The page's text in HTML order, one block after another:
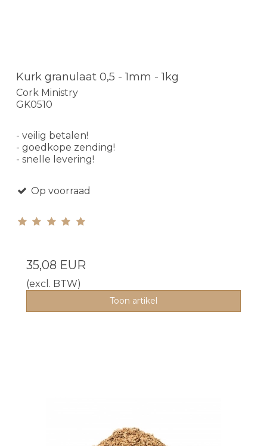
Kurk granulaat 0,5 - 1mm - 1kg
Cork Ministry
GK0510
- veilig betalen!
- goedkope zending!
- snelle levering!
Op voorraad
35,08 EUR
(excl. BTW)
Toon artikel